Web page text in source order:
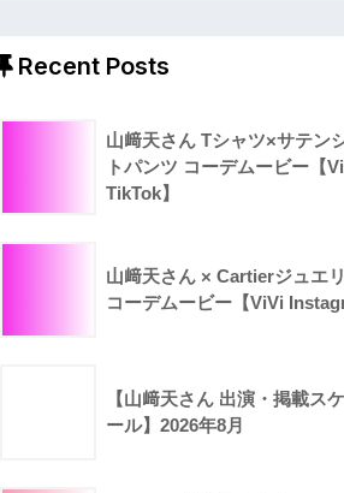
Recent Posts
山﨑天さん Tシャツ×サテン
トパンツ コーデムービー【
TikTok】
山﨑天さん × Cartierジュエ
コーデムービー【ViVi
【山﨑天さん 出演・掲載ス
ール】2026年8月